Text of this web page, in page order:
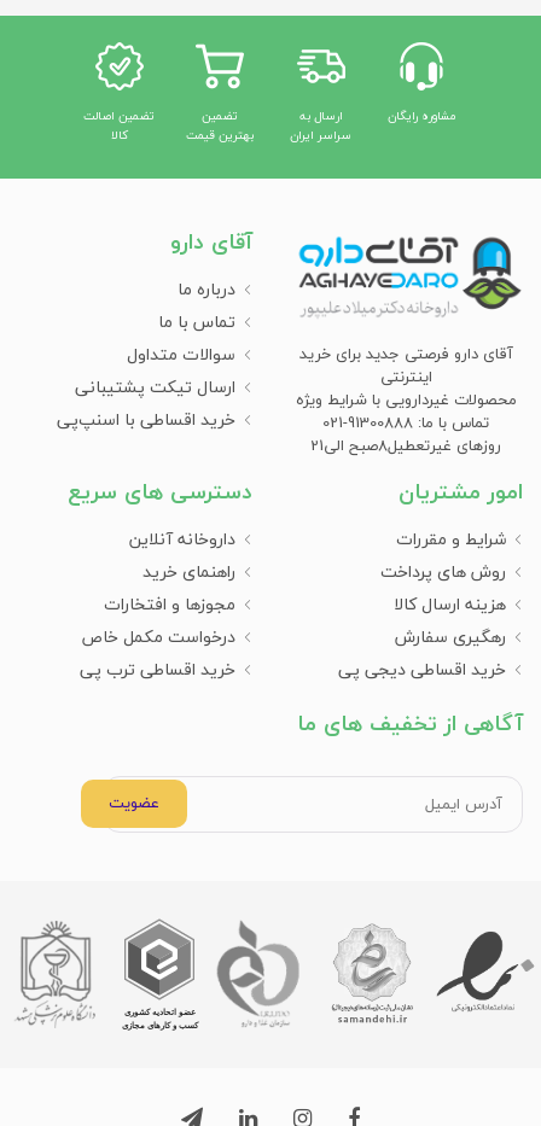
مشاوره رایگان
ارسال به
سراسر ایران
تضمین
بهترین قیمت
تضمین اصالت
کالا
آقای دارو فرصتی جدید برای خرید
اینترنتی
محصولات غیردارویی با شرایط ویژه
تماس با ما: 91300888-021
روزهای غیرتعطیل8صبح الی21
آقای دارو
درباره ما
تماس با ما
سوالات متداول
ارسال تیکت پشتیبانی
خرید اقساطی با اسنپ‌پی
امور مشتریان
شرایط و مقررات
روش های پرداخت
هزینه ارسال کالا
رهگیری سفارش
خرید اقساطی دیجی پی
دسترسی های سریع
داروخانه آنلاین
راهنمای خرید
مجوزها و افتخارات
درخواست مکمل خاص
خرید اقساطی ترب پی
آگاهی از تخفیف های ما
عضویت